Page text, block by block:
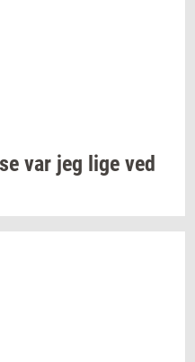
var jeg lige ved